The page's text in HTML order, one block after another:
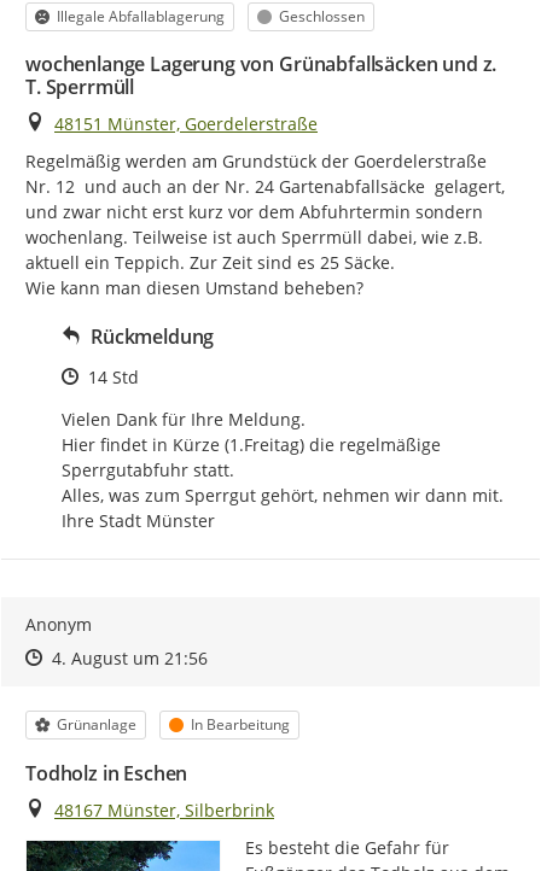
Kategorie
Illegale Abfallablagerung Status
Geschlossen
wochenlange Lagerung von Grünabfallsäcken und z.
T. Sperrmüll
Ort
48151 Münster, Goerdelerstraße
Regelmäßig werden am Grundstück der Goerdelerstraße
Nr. 12  und auch an der Nr. 24 Gartenabfallsäcke  gelagert,
und zwar nicht erst kurz vor dem Abfuhrtermin sondern
wochenlang. Teilweise ist auch Sperrmüll dabei, wie z.B.
aktuell ein Teppich. Zur Zeit sind es 25 Säcke.
Wie kann man diesen Umstand beheben?
Rückmeldung
Zeitpunkt des Erstellens
14 Std
Vielen Dank für Ihre Meldung.
Hier findet in Kürze (1.Freitag) die regelmäßige
Sperrgutabfuhr statt.
Alles, was zum Sperrgut gehört, nehmen wir dann mit.
Ihre Stadt Münster
Anonym
Zeitpunkt des Erstellens
Zeitpunkt des Erstellens
4. August um 21:56Zur Äußerung
Kategorie
Grünanlage Status
In Bearbeitung
Todholz in Eschen
Ort
48167 Münster, Silberbrink
Es besteht die Gefahr für